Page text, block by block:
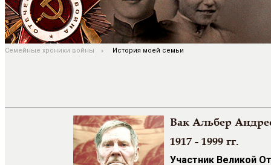
Семейные хроники войны История моей семьи
Вак Альбер
1917 - 1999 гг.
Участник Великой